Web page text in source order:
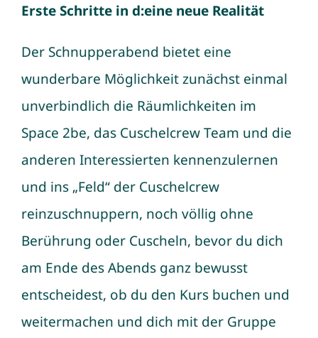
Erste Schritte in d:eine neue Realität
Der Schnupperabend bietet eine
wunderbare Möglichkeit zunächst einmal
unverbindlich die Räumlichkeiten im
Space 2be, das Cuschelcrew Team und die
anderen Interessierten kennenzulernen
und ins „Feld“ der Cuschelcrew
reinzuschnuppern, noch völlig ohne
Berührung oder Cuscheln, bevor du dich
am Ende des Abends ganz bewusst
entscheidest, ob du den Kurs buchen und
weitermachen und dich mit der Gruppe